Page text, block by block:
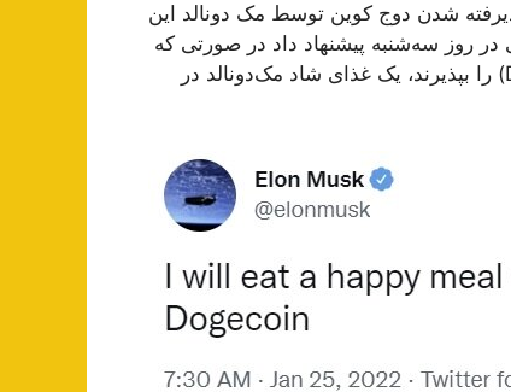
شدن دوج کوین توسط مک دونالد این
در روز سه‌شنبه پیشنهاد داد در صورتی که
رستوران‌های زنجیره‌ای فست‌فود مک دونالد دوج کوین (DOGE) را بپذیرند، یک غذای شاد مک‌دونالد در